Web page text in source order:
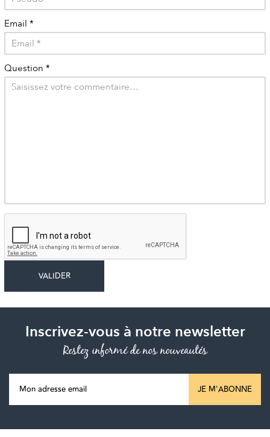
Email *
Question *
Inscrivez-vous à notre newsletter
Restez informé de nos nouveautés
JE M'ABONNE